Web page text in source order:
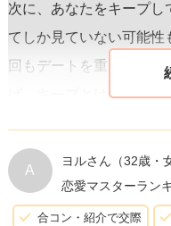
次に、あなたをキープし
てしか見ていない可能
回もデートを重ねており
ば、キープとはどちら
も良いでしょう。
こうした状況で大切なの
A
ヨルさん （32歳・
恋愛マスターラン
合コン・紹介で交際